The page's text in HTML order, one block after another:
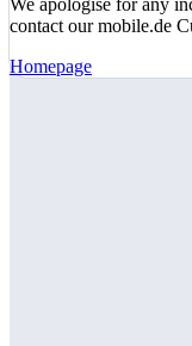
We apologise for any
contact our mobile.de
Homepage